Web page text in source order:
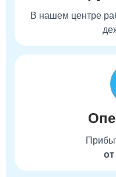
В нашем центре